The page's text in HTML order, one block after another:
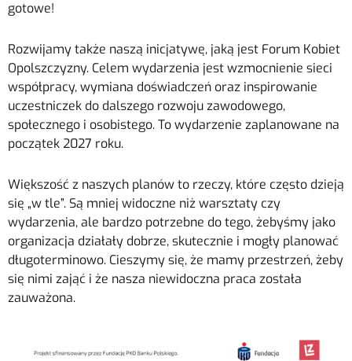
gotowe!
Rozwijamy także naszą inicjatywę, jaką jest Forum Kobiet
Opolszczyzny. Celem wydarzenia jest wzmocnienie sieci
współpracy, wymiana doświadczeń oraz inspirowanie
uczestniczek do dalszego rozwoju zawodowego,
społecznego i osobistego. To wydarzenie zaplanowane na
początek 2027 roku.
Większość z naszych planów to rzeczy, które często dzieją
się „w tle”. Są mniej widoczne niż warsztaty czy
wydarzenia, ale bardzo potrzebne do tego, żebyśmy jako
organizacja działały dobrze, skutecznie i mogły planować
długoterminowo. Cieszymy się, że mamy przestrzeń, żeby
się nimi zająć i że nasza niewidoczna praca została
zauważona.